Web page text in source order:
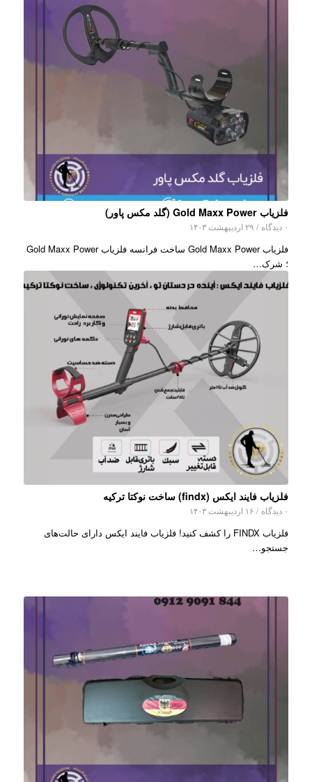
فلزیاب Gold Maxx Power (گلد مکس پاور)
۰ دیدگاه / ۲۹ اردیبهشت ۱۴۰۳
فلزیاب Gold Maxx Power ساخت فرانسه فلزیاب Gold Maxx Power
؛ شرک…
فلزیاب فایند ایکس (findx) ساخت نوکتا ترکیه
۰ دیدگاه / ۱۶ اردیبهشت ۱۴۰۳
فلزیاب FINDX را کشف کنید! فلزیاب فایند ایکس دارای حالت‌های
جستجو…